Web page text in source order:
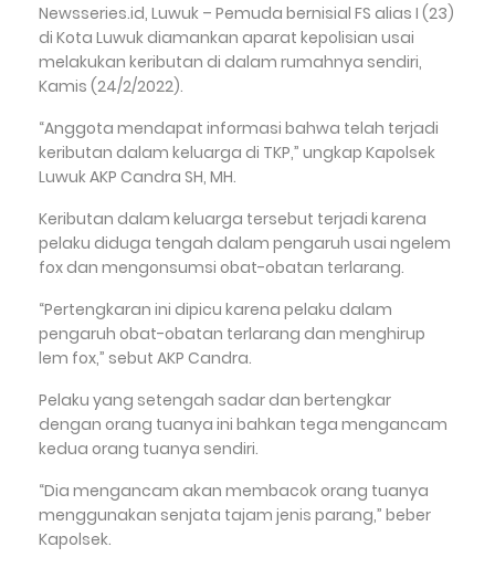
Newsseries.id, Luwuk – Pemuda bernisial FS alias I (23)
di Kota Luwuk diamankan aparat kepolisian usai
melakukan keributan di dalam rumahnya sendiri,
Kamis (24/2/2022).
“Anggota mendapat informasi bahwa telah terjadi
keributan dalam keluarga di TKP,” ungkap Kapolsek
Luwuk AKP Candra SH, MH.
Keributan dalam keluarga tersebut terjadi karena
pelaku diduga tengah dalam pengaruh usai ngelem
fox dan mengonsumsi obat-obatan terlarang.
“Pertengkaran ini dipicu karena pelaku dalam
pengaruh obat-obatan terlarang dan menghirup
lem fox,” sebut AKP Candra.
Pelaku yang setengah sadar dan bertengkar
dengan orang tuanya ini bahkan tega mengancam
kedua orang tuanya sendiri.
“Dia mengancam akan membacok orang tuanya
menggunakan senjata tajam jenis parang,” beber
Kapolsek.